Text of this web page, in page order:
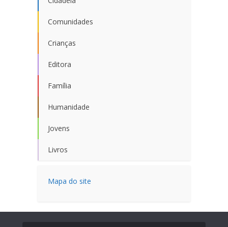
Comunidades
Crianças
Editora
Família
Humanidade
Jovens
Livros
Mapa do site